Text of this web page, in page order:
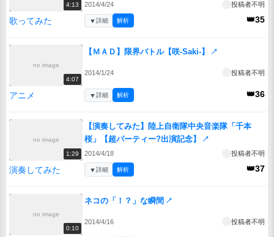
4:13 2014/4/24 投稿者不明
歌ってみた 👑35
▼詳細 解析
no image
4:07
【ＭＡＤ】限界バトル【咲-Saki-】 ↗
2014/1/24 投稿者不明
アニメ 👑36
▼詳細 解析
no image
1:29
【演奏してみた】陸上自衛隊中央音楽隊「千本
桜」【超パーティー?出演記念】
↗
2014/4/18 投稿者不明
演奏してみた 👑37
▼詳細 解析
no image
0:10
ネコの「！？」な瞬間 ↗
2014/4/16 投稿者不明